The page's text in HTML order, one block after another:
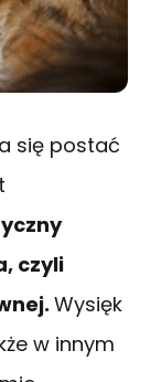
się postać
czyli
Wysięk
w innym